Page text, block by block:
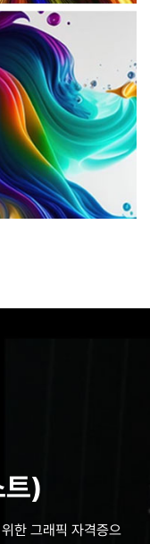
)
한 그래픽 자격증으